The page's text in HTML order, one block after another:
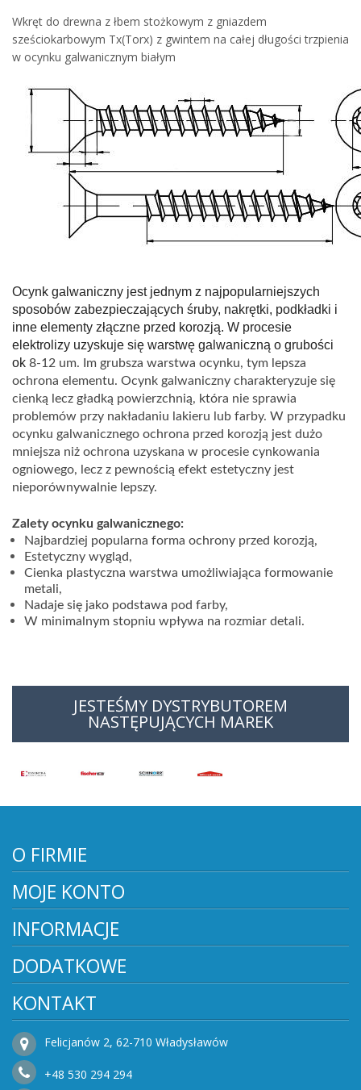
Wkręt do drewna z łbem stożkowym z gniazdem
sześciokarbowym Tx(Torx) z gwintem na całej długości trzpienia
w ocynku galwanicznym białym
Ocynk galwaniczny jest jednym z najpopularniejszych
sposobów zabezpieczających śruby, nakrętki, podkładki i
inne elementy złączne przed korozją. W procesie
elektrolizy uzyskuje się warstwę galwaniczną o grubości
ok 8-12 um. Im grubsza warstwa ocynku, tym lepsza
ochrona elementu. Ocynk galwaniczny charakteryzuje się
cienką lecz gładką powierzchnią, która nie sprawia
problemów przy nakładaniu lakieru lub farby. W przypadku
ocynku galwanicznego ochrona przed korozją jest dużo
mniejsza niż ochrona uzyskana w procesie cynkowania
ogniowego, lecz z pewnością efekt estetyczny jest
nieporównywalnie lepszy.
Zalety ocynku galwanicznego:
Najbardziej popularna forma ochrony przed korozją,
Estetyczny wygląd,
Cienka plastyczna warstwa umożliwiająca formowanie
metali,
Nadaje się jako podstawa pod farby,
W minimalnym stopniu wpływa na rozmiar detali.
JESTEŚMY DYSTRYBUTOREM
NASTĘPUJĄCYCH MAREK
O FIRMIE
MOJE KONTO
INFORMACJE
DODATKOWE
KONTAKT
Felicjanów 2, 62-710 Władysławów
+48 530 294 294